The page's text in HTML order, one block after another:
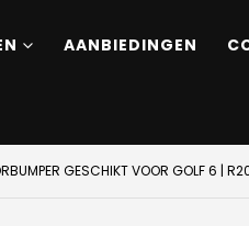
AANBIEDINGEN
GESCHIKT VOOR GOLF 6 |